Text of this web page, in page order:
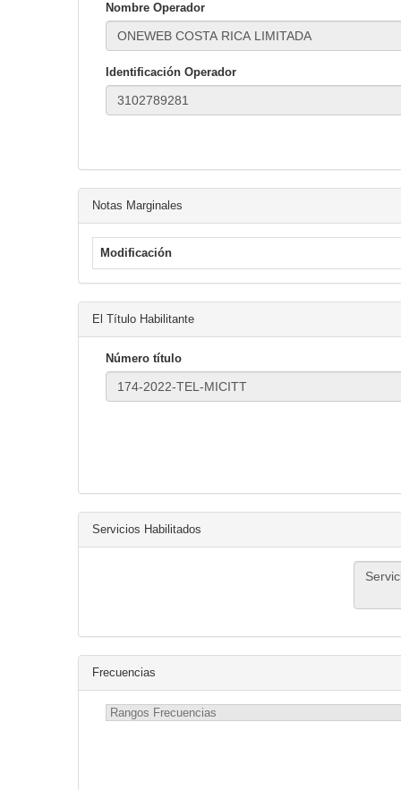
Nombre Operador
Identificación Operador
Notas Marginales
Modificación
El Título Habilitante
Número título
Servicios Habilitados
Frecuencias